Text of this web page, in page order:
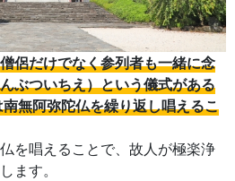
僧侶だけでなく参列者も一緒に念
ぶついちえ）という儀式がある
無阿弥陀仏を繰り返し唱えるこ
を唱えることで、故人が極楽浄
ます。